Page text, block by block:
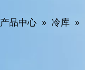
产品中心 » 冷库 »